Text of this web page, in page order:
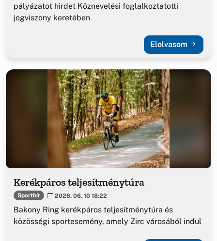
pályázatot hirdet Köznevelési foglalkoztatotti
jogviszony keretében
Elolvasom
Kerékpáros teljesítménytúra
Sporthír 2026. 06. 10 18:22
Bakony Ring kerékpáros teljesítménytúra és
közösségi sportesemény, amely Zirc városából indul